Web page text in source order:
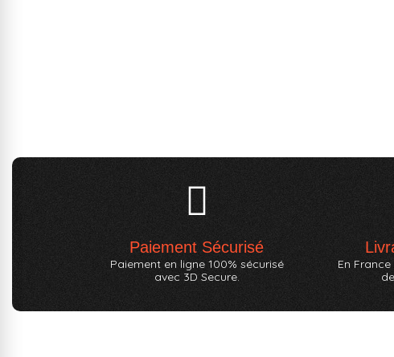
Paiement Sécurisé
Paiement en ligne 100% sécurisé
avec 3D Secure.
En